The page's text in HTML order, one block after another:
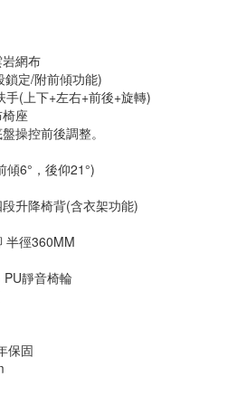
網布
鎖定/附前傾功能)
手(上下+左右+前後+旋轉)
座
操控前後調整。
傾6°，後仰21°)
升降椅背(含衣架功能)
半徑360MM
靜音椅輪
保固